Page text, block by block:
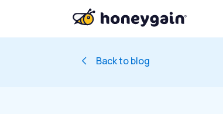
Back to blog